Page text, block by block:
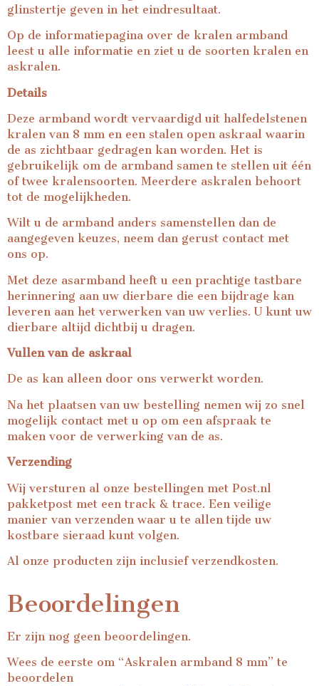
glinstertje geven in het eindresultaat.
Op de informatiepagina over de kralen armband
leest u alle informatie en ziet u de soorten kralen en
askralen.
Details
Deze armband wordt vervaardigd uit halfedelstenen
kralen van 8 mm en een stalen open askraal waarin
de as zichtbaar gedragen kan worden. Het is
gebruikelijk om de armband samen te stellen uit één
of twee kralensoorten. Meerdere askralen behoort
tot de mogelijkheden.
Wilt u de armband anders samenstellen dan de
aangegeven keuzes, neem dan gerust contact met
ons op.
Met deze asarmband heeft u een prachtige tastbare
herinnering aan uw dierbare die een bijdrage kan
leveren aan het verwerken van uw verlies. U kunt uw
dierbare altijd dichtbij u dragen.
Vullen van de askraal
De as kan alleen door ons verwerkt worden.
Na het plaatsen van uw bestelling nemen wij zo snel
mogelijk contact met u op om een afspraak te
maken voor de verwerking van de as.
Verzending
Wij versturen al onze bestellingen met Post.nl
pakketpost met een track & trace. Een veilige
manier van verzenden waar u te allen tijde uw
kostbare sieraad kunt volgen.
Al onze producten zijn inclusief verzendkosten.
Beoordelingen
Er zijn nog geen beoordelingen.
Wees de eerste om “Askralen armband 8 mm” te
beoordelen